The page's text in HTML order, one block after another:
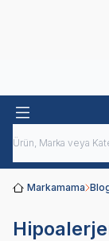
Markamama